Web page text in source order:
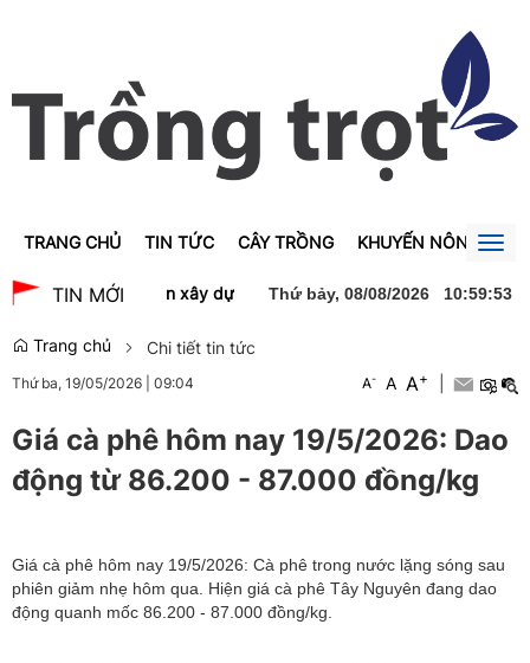
TRANG CHỦ TIN TỨC CÂY TRỒNG KHUYẾN NÔNG
TIN MỚI
khởi công Dự án xây dựng Trường Trung học phổ thông Nam Đàn
Thứ bảy, 08/08/2026 10:59:53
Trang chủ Chi tiết tin tức
Thứ ba, 19/05/2026 09:04 A- A A+
Giá cà phê hôm nay 19/5/2026: Dao
động từ 86.200 - 87.000 đồng/kg
Giá cà phê hôm nay 19/5/2026: Cà phê trong nước lặng sóng sau
phiên giảm nhẹ hôm qua. Hiện giá cà phê Tây Nguyên đang dao
động quanh mốc 86.200 - 87.000 đồng/kg.